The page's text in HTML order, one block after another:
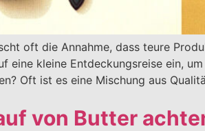
oft die Annahme, dass teure
eine kleine Entdeckungsreise ein,
Oft ist es eine Mischung aus
von Butter